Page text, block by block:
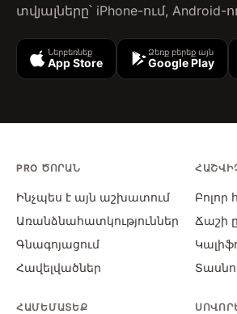
տվյալները՝ iPhone-ում, Android-
Ներբեռնեք
App Store
Ձեռք բերեք այն
Google Play
PRO ԾՈՐԱՆ
Ինչպես է այն աշխատում
Առանձնահատկություններ
Գնագոյացում
Հավելվածներ
Բոլոր
Ճաշի
ՀԱՄԵՄԱՏԵՔ